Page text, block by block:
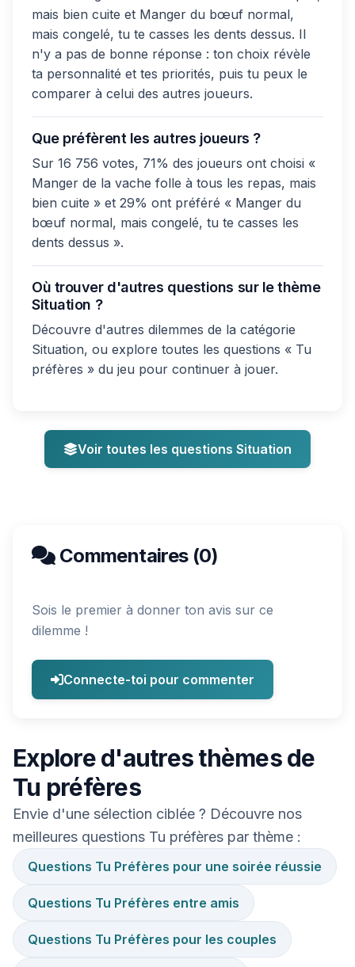
mais bien cuite et Manger du bœuf normal,
mais congelé, tu te casses les dents dessus. Il
n'y a pas de bonne réponse : ton choix révèle
ta personnalité et tes priorités, puis tu peux le
comparer à celui des autres joueurs.
Que préfèrent les autres joueurs ?
Sur 16 756 votes, 71% des joueurs ont choisi «
Manger de la vache folle à tous les repas, mais
bien cuite » et 29% ont préféré « Manger du
bœuf normal, mais congelé, tu te casses les
dents dessus ».
Où trouver d'autres questions sur le thème
Situation ?
Découvre d'autres dilemmes de la catégorie
Situation, ou explore toutes les questions « Tu
préfères » du jeu pour continuer à jouer.
Voir toutes les questions Situation
Commentaires (0)
Sois le premier à donner ton avis sur ce
dilemme !
Connecte-toi pour commenter
Explore d'autres thèmes de
Tu préfères
Envie d'une sélection ciblée ? Découvre nos
meilleures questions Tu préfères par thème :
Questions Tu Préfères pour une soirée réussie
Questions Tu Préfères entre amis
Questions Tu Préfères pour les couples